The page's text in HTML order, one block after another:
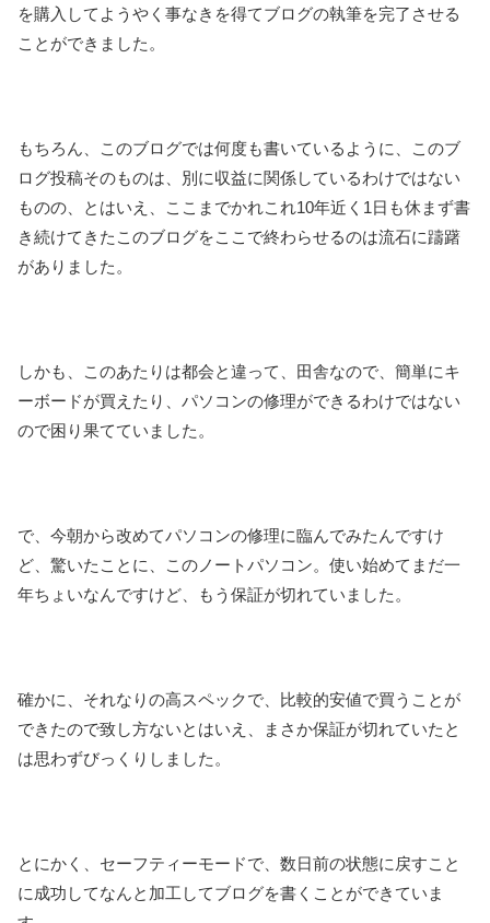
を購入してようやく事なきを得てブログの執筆を完了させる
ことができました。
もちろん、このブログでは何度も書いているように、このブ
ログ投稿そのものは、別に収益に関係しているわけではない
ものの、とはいえ、ここまでかれこれ10年近く1日も休まず書
き続けてきたこのブログをここで終わらせるのは流石に躊躇
がありました。
しかも、このあたりは都会と違って、田舎なので、簡単にキ
ーボードが買えたり、パソコンの修理ができるわけではない
ので困り果てていました。
で、今朝から改めてパソコンの修理に臨んでみたんですけ
ど、驚いたことに、このノートパソコン。使い始めてまだ一
年ちょいなんですけど、もう保証が切れていました。
確かに、それなりの高スペックで、比較的安値で買うことが
できたので致し方ないとはいえ、まさか保証が切れていたと
は思わずびっくりしました。
とにかく、セーフティーモードで、数日前の状態に戻すこと
に成功してなんと加工してブログを書くことができていま